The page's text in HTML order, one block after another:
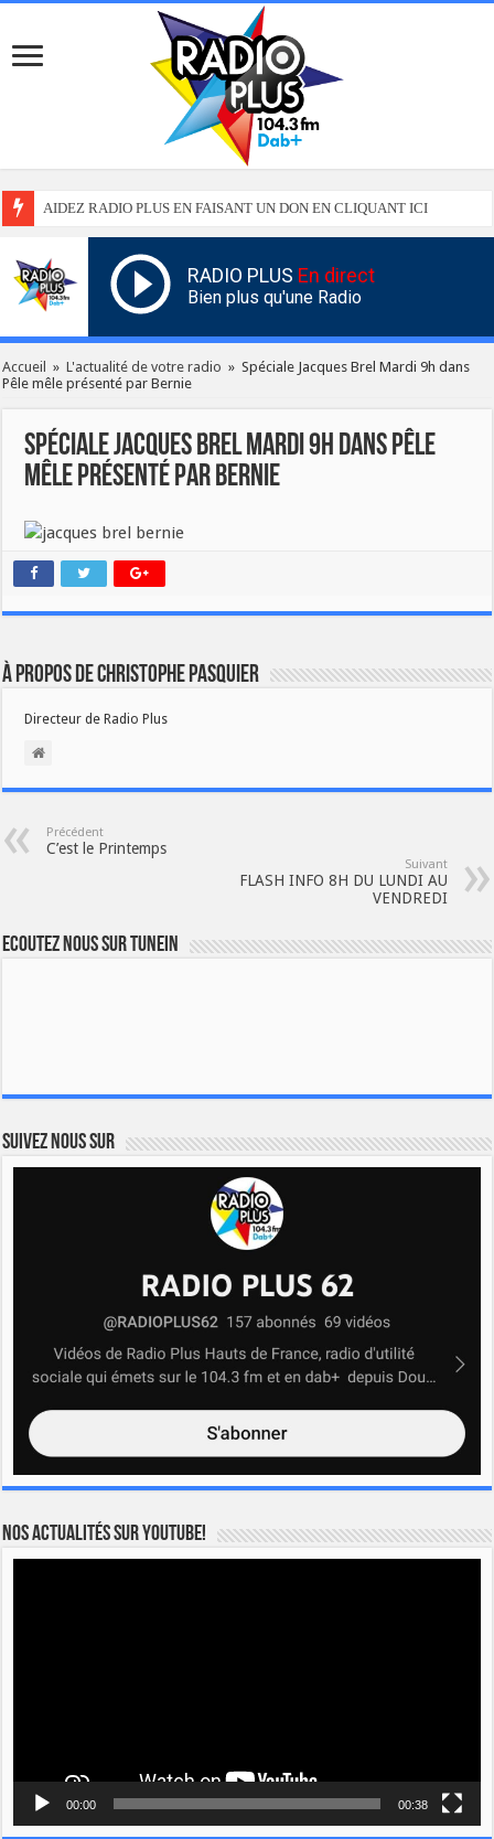
AIDEZ RADIO PLUS EN FAISANT UN DON EN CLIQUANT ICI
RADIO PLUS En direct
Bien plus qu'une Radio
Accueil » L'actualité de votre radio » Spéciale Jacques Brel Mardi 9h dans
Pêle mêle présenté par Bernie
Spéciale Jacques Brel Mardi 9h dans Pêle
mêle présenté par Bernie
À propos de Christophe PASQUIER
Directeur de Radio Plus
Précédent
C’est le Printemps
Suivant
FLASH INFO 8H DU LUNDI AU
VENDREDI
Ecoutez nous sur TuneIn
Suivez nous sur
Nos actualités sur YOUTUBE!
00:00 00:38